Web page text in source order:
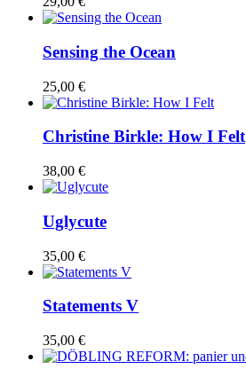
Sensing the Ocean
25,00 €
Christine Birkle: How I Felt
38,00 €
Uglycute
35,00 €
Statements V
35,00 €